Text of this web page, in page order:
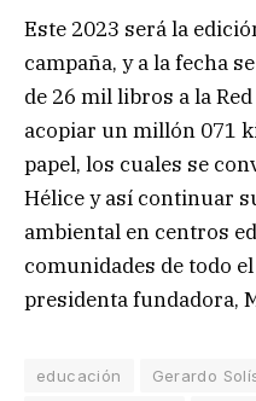
Este 2023 será la
campaña, y a la fecha
de 26 mil libros a la
acopiar un millón 071
papel, los cuales se
Hélice y así continuar
ambiental en centros
comunidades de todo
presidenta fundadora,
educación Gerardo